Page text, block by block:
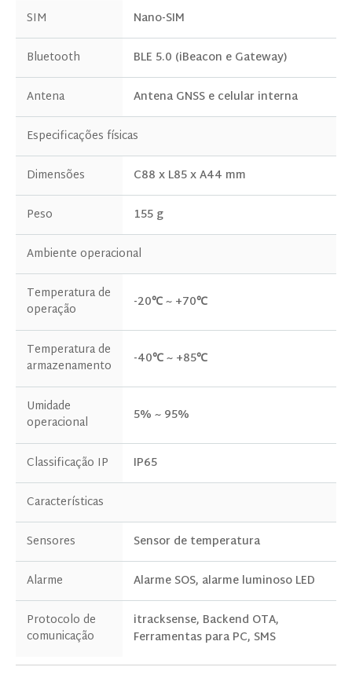
SIM
Nano-SIM
Bluetooth
BLE 5.0 (iBeacon e Gateway)
Antena
Antena GNSS e celular interna
Especificações físicas
Dimensões
C88 x L85 x A44 mm
Peso
155 g
Ambiente operacional
Temperatura de
operação
-20℃ ~ +70℃
Temperatura de
armazenamento
-40℃ ~ +85℃
Umidade
operacional
5% ~ 95%
Classificação IP
IP65
Características
Sensores
Sensor de temperatura
Alarme
Alarme SOS, alarme luminoso LED
Protocolo de
comunicação
itracksense, Backend OTA,
Ferramentas para PC, SMS
Eu concordo em receber atualizações sobre
produtos e eventos do nosso site e dou meu
consentimento com base em nossa
de Privacidade.